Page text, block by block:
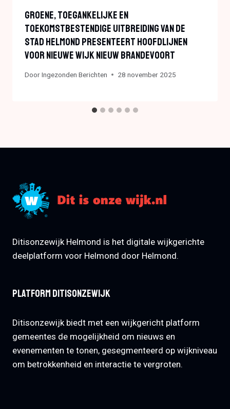
Groene, Toegankelijke En
Toekomstbestendige Uitbreiding Van De
Stad Helmond Presenteert Hoofdlijnen
Voor Nieuwe Wijk Nieuw Brandevoort
DoorIngezonden Berichten 28 november 2025
Ditisonzewijk Helmond is het digitale wijkgerichte
deelplatform voor Helmond door Helmond.
Platform Ditisonzewijk
Ditisonzewijk biedt met een wijkgericht platform
gemeentes de mogelijkheid om nieuws en
evenementen te tonen, gesegmenteerd op wijkniveau
om betrokkenheid en interactie te vergroten.